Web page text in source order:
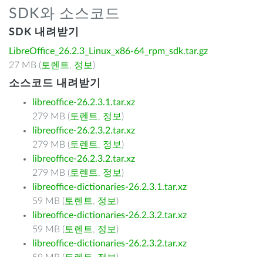
SDK와 소스코드
SDK 내려받기
LibreOffice_26.2.3_Linux_x86-64_rpm_sdk.tar.gz
27 MB ( 토렌트, 정보 )
소스코드 내려받기
libreoffice-26.2.3.1.tar.xz
279 MB ( 토렌트, 정보 )
libreoffice-26.2.3.2.tar.xz
279 MB ( 토렌트, 정보 )
libreoffice-26.2.3.2.tar.xz
279 MB ( 토렌트, 정보 )
libreoffice-dictionaries-26.2.3.1.tar.xz
59 MB ( 토렌트, 정보 )
libreoffice-dictionaries-26.2.3.2.tar.xz
59 MB ( 토렌트, 정보 )
libreoffice-dictionaries-26.2.3.2.tar.xz